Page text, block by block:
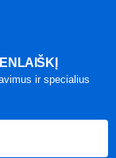
ir specialius